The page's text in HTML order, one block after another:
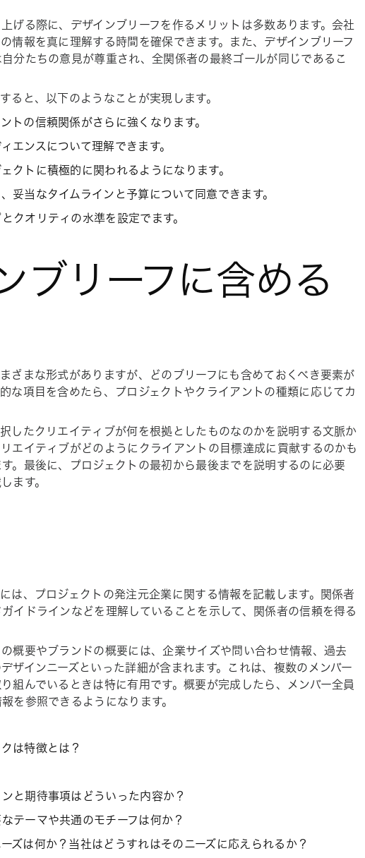
げる際に、デザインブリーフを作るメリットは多数あります。会社
情報を真に理解する時間を確保できます。また、デザインブリーフ
分たちの意見が尊重され、全関係者の最終ゴールが同じであるこ
ると、以下のようなことが実現します。
トの信頼関係がさらに強くなります。
エンスについて理解できます。
クトに積極的に関われるようになります。
妥当なタイムラインと予算について同意できます。
クオリティの水準を設定でます。
ブリーフに含める
ざまな形式がありますが、どのブリーフにも含めておくべき要素が
な項目を含めたら、プロジェクトやクライアントの種類に応じてカ
したクリエイティブが何を根拠としたものなのかを説明する文脈か
エイティブがどのようにクライアントの目標達成に貢献するのかも
。最後に、プロジェクトの最初から最後までを説明するのに必要
ます。
は、プロジェクトの発注元企業に関する情報を記載します。関係者
イドラインなどを理解していることを示して、関係者の信頼を得る
概要やブランドの概要には、企業サイズや問い合わせ情報、過去
ザインニーズといった詳細が含まれます。これは、複数のメンバー
組んでいるときは特に有用です。概要が完成したら、メンバー全員
を参照できるようになります。
は特徴とは？
と期待事項はどういった内容か？
テーマや共通のモチーフは何か？
ズは何か？当社はどうすれはそのニーズに応えられるか？